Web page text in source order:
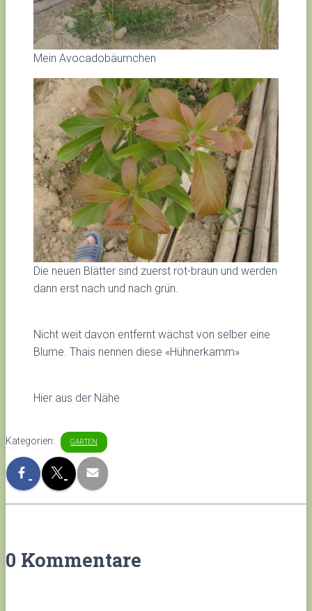
Mein Avocadobäumchen
Die neuen Blätter sind zuerst rot-braun und werden
dann erst nach und nach grün.
Nicht weit davon entfernt wächst von selber eine
Blume. Thais nennen diese «Hühnerkamm»
Hier aus der Nähe
Kategorien: GARTEN
0 Kommentare